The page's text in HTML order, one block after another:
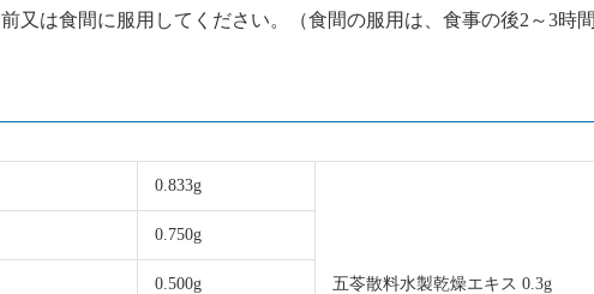
又は食間に服用してください。（食間の服用は、食事の後2～3時
0.833g
五苓散料水製乾燥エキス 0.3g
0.750g
0.500g